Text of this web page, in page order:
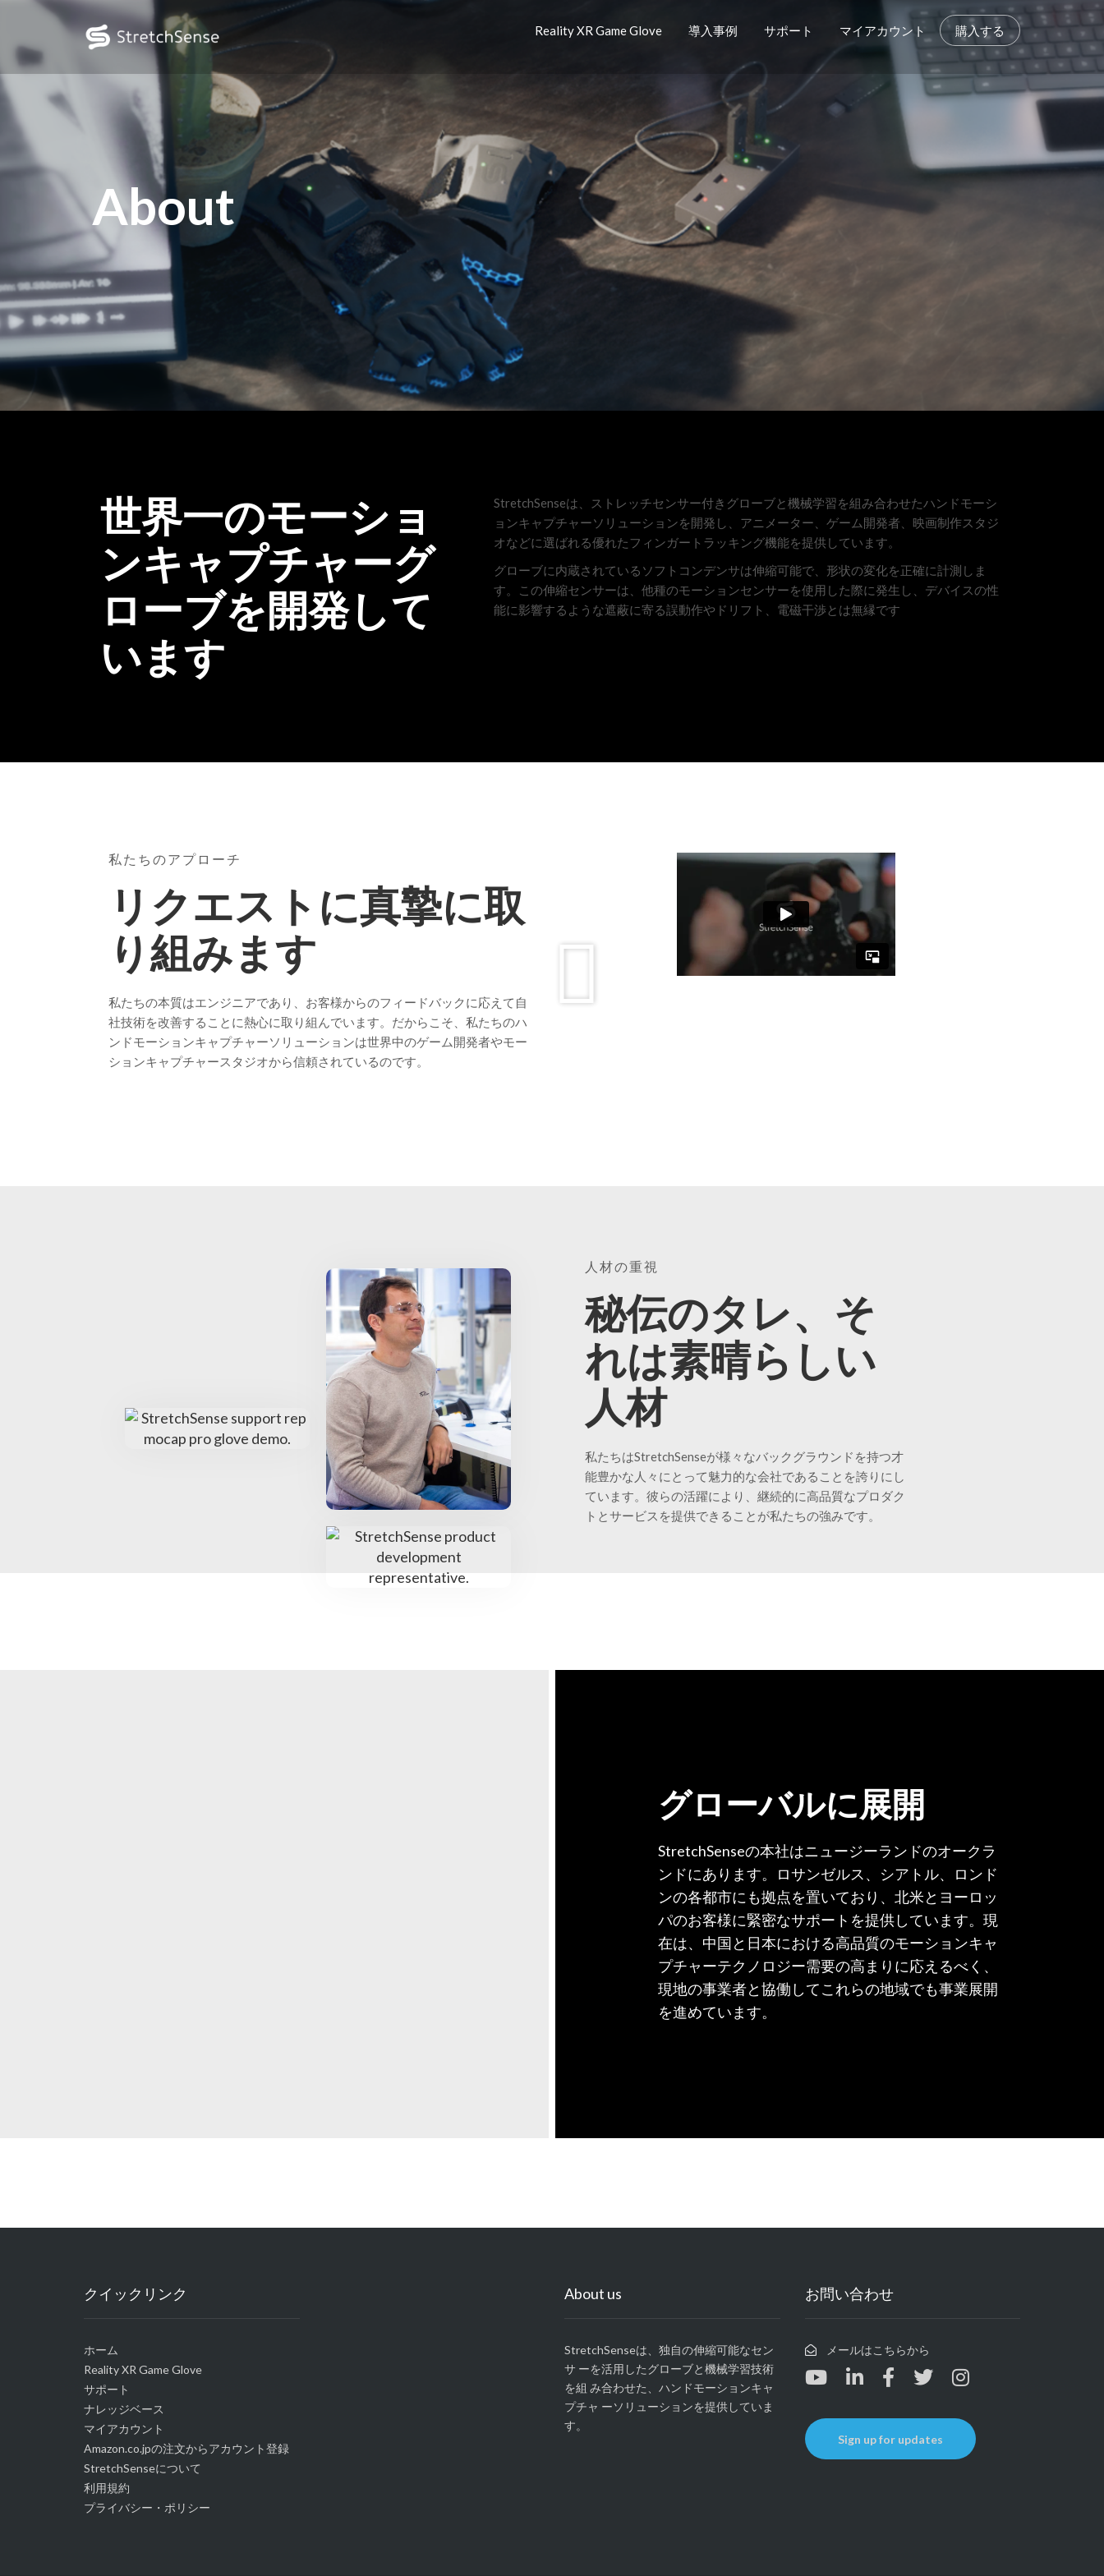
Reality XR Game Glove 導入事例 サポート マイアカウント 購入する
About
世界一のモーショ
ンキャプチャーグ
ローブを開発して
います
StretchSenseは、ストレッチセンサー付きグローブと機械学習を組み合わせたハンドモーシ
ョンキャプチャーソリューションを開発し、アニメーター、ゲーム開発者、映画制作スタジ
オなどに選ばれる優れたフィンガートラッキング機能を提供しています。
グローブに内蔵されているソフトコンデンサは伸縮可能で、形状の変化を正確に計測しま
す。この伸縮センサーは、他種のモーションセンサーを使用した際に発生し、デバイスの性
能に影響するような遮蔽に寄る誤動作やドリフト、電磁干渉とは無縁です
私たちのアプローチ
リクエストに真摯に取
り組みます
私たちの本質はエンジニアであり、お客様からのフィードバックに応えて自
社技術を改善することに熱心に取り組んでいます。だからこそ、私たちのハ
ンドモーションキャプチャーソリューションは世界中のゲーム開発者やモー
ションキャプチャースタジオから信頼されているのです。
人材の重視
秘伝のタレ、そ
れは素晴らしい
人材
私たちはStretchSenseが様々なバックグラウンドを持つ才
能豊かな人々にとって魅力的な会社であることを誇りにし
ています。彼らの活躍により、継続的に高品質なプロダク
トとサービスを提供できることが私たちの強みです。
グローバルに展開
StretchSenseの本社はニュージーランドのオークラ
ンドにあります。ロサンゼルス、シアトル、ロンド
ンの各都市にも拠点を置いており、北米とヨーロッ
パのお客様に緊密なサポートを提供しています。現
在は、中国と日本における高品質のモーションキャ
プチャーテクノロジー需要の高まりに応えるべく、
現地の事業者と協働してこれらの地域でも事業展開
を進めています。
クイックリンク
ホーム
Reality XR Game Glove
サポート
ナレッジベース
マイアカウント
Amazon.co.jpの注文からアカウント登録
StretchSenseについて
利用規約
プライバシー・ポリシー
About us
StretchSenseは、独自の伸縮可能なセン
サ ーを活用したグローブと機械学習技術
を組 み合わせた、ハンドモーションキャ
プチャ ーソリューションを提供していま
す。
お問い合わせ
メールはこちらから
Sign up for updates